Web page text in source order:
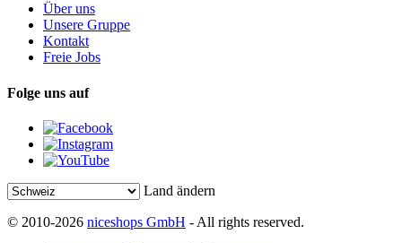
Über uns
Unsere Gruppe
Kontakt
Freie Jobs
Folge uns auf
Land ändern
© 2010-2026 niceshops GmbH - All rights reserved.